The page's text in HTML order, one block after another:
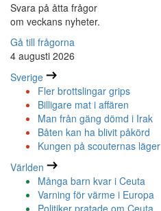
Svara på åtta frågor
om veckans nyheter.
Gå till frågorna
4 augusti 2026
Sverige
Fler brottslingar grips
Billigare mat i affären
Man från gäng dömd i Irak
Båten kan ha blivit påkörd
Kungen på scouternas läger
Världen
Många barn kvar i Ceuta
Varning för värme i Europa